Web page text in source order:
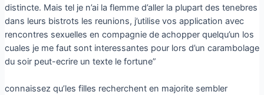
distincte. Mais tel je n’ai la flemme d’aller la plupart des tenebres
dans leurs bistrots les reunions, j’utilise vos application avec
rencontres sexuelles en compagnie de achopper quelqu’un los
cuales je me faut sont interessantes pour lors d’un carambolage
du soir peut-ecrire un texte le fortune”
connaissez qu’les filles recherchent en majorite sembler